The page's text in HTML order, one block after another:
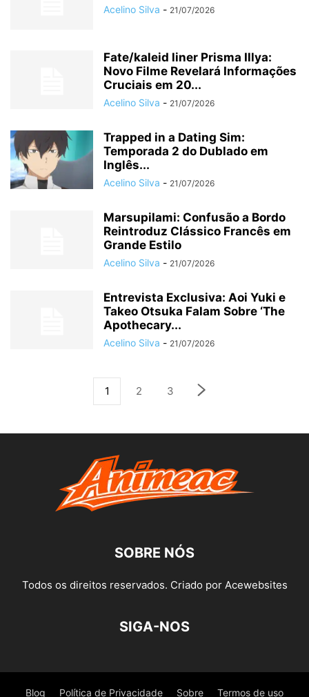
Acelino Silva - 21/07/2026
Fate/kaleid liner Prisma Illya:
Novo Filme Revelará Informações
Cruciais em 20...
Acelino Silva - 21/07/2026
Trapped in a Dating Sim:
Temporada 2 do Dublado em
Inglês...
Acelino Silva - 21/07/2026
Marsupilami: Confusão a Bordo
Reintroduz Clássico Francês em
Grande Estilo
Acelino Silva - 21/07/2026
Entrevista Exclusiva: Aoi Yuki e
Takeo Otsuka Falam Sobre ‘The
Apothecary...
Acelino Silva - 21/07/2026
1 2 3
SOBRE NÓS
Todos os direitos reservados. Criado por Acewebsites
SIGA-NOS
Blog Política de Privacidade Sobre Termos de uso